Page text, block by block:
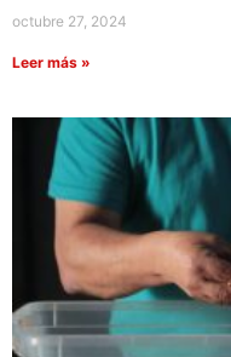
octubre 27, 2024
Leer más »